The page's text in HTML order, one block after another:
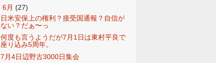
6月 (27)
日米安保上の権利？接受国通報？自信が
ない？だぁ〜っ
何度も言うようだが7月1日は東村平良で
座り込み5周年。
7月4日辺野古3000日集会